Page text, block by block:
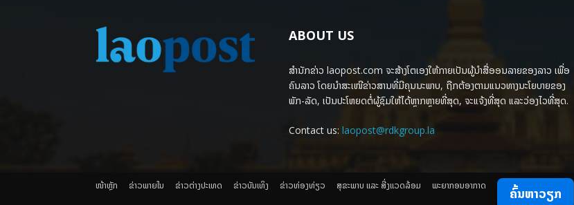
ABOUT US
ສຳນັກຂ່າວ laopost.com ຈະສ້າງໂຕເອງໃຫ້ກາຍເປັນຜູ້ນຳສື່ອອນລາຍຂອງລາວ ເພື່ອ
ຄົນລາວ ໂດຍນຳສະເໜີຂ່າວສານທີ່ມີຄຸນນະພາບ, ຖືກຕ້ອງຕາມແນວທາງນະໂຍບາຍຂອງ
ພັກ-ລັດ, ເປັນປະໂຫຍດຕໍ່ຜູ້ຊົມໃຫ້ໄດ້ຫຼາກຫຼາຍທີ່ສຸດ, ຈະແຈ້ງທີ່ສຸດ ແລະວ່ອງໄວທີ່ສຸດ.
Contact us: laopost@rdkgroup.la
ໜ້າຫຼັກ ຂ່າວພາຍ​ໃນ ຂ່າວຕ່າງປະເທດ ​ຂ່າວບັນເທິງ ​ຂ່າວທ່ອງທ່ຽວ ສຸຂະພາບ ແລະ ສີ່ງແວດລ້ອມ ພະຍາກອນອາກາດ ຄົ້ນຫາວຽກ